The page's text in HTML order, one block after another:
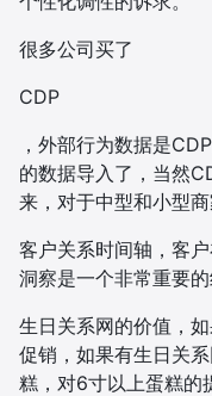
很多公司买了
CDP
，外部行为数据是
的数据导入了，当然
来，对于中型和小型
客户关系时间轴，客
洞察是一个非常重要的
生日关系网的价值，
促销，如果有生日关
糕，对6寸以上蛋糕的